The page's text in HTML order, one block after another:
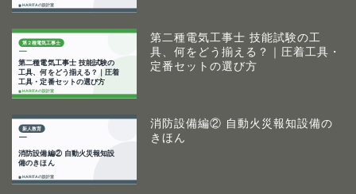
第二種電気工事士 技能試験の工
具、何をどう揃える？｜圧着工具・
定番セットの選び方
消防設備編② 自動火災報知設備の
きほん